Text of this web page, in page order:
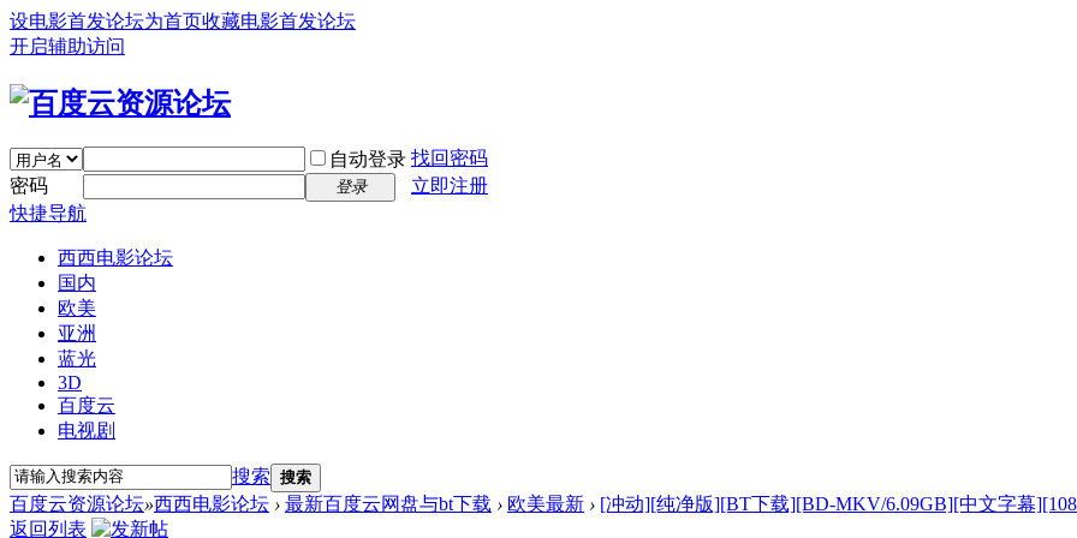
设电影首发论坛为首页收藏电影首发论坛
开启辅助访问
自动登录 找回密码
密码
登录
立即注册
快捷导航
西西电影论坛
国内
欧美
亚洲
蓝光
3D
百度云
电视剧
搜索 搜索
百度云资源论坛»西西电影论坛 › 最新百度云网盘与bt下载 › 欧美最新 › [冲动][纯净版][BT下载][BD-MKV/6.09GB][中文字幕
返回列表